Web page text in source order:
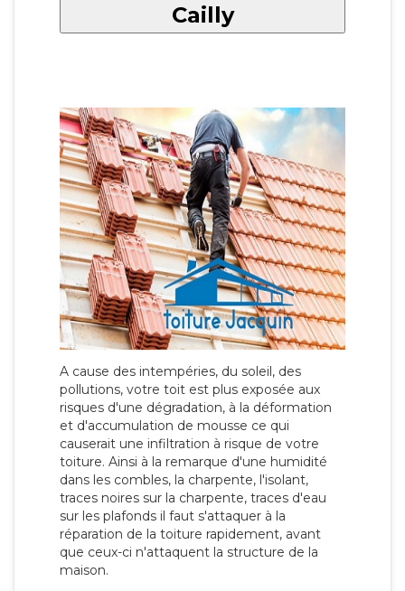
Cailly
A cause des intempéries, du soleil, des
pollutions, votre toit est plus exposée aux
risques d'une dégradation, à la déformation
et d'accumulation de mousse ce qui
causerait une infiltration à risque de votre
toiture. Ainsi à la remarque d'une humidité
dans les combles, la charpente, l'isolant,
traces noires sur la charpente, traces d'eau
sur les plafonds il faut s'attaquer à la
réparation de la toiture rapidement, avant
que ceux-ci n'attaquent la structure de la
maison.